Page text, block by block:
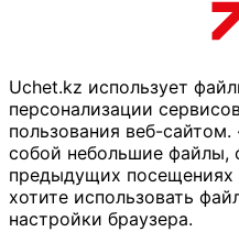
Uchet.kz использует
персонализации
пользования веб-
собой небольшие
предыдущих посещениях
хотите использовать
настройки браузера.